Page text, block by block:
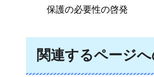
保護の必要性の啓発
関連するページ